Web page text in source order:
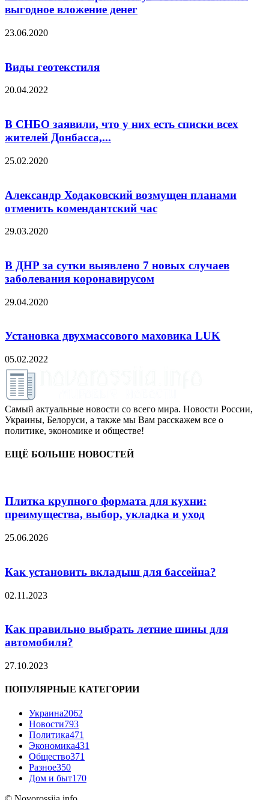
выгодное вложение денег
23.06.2020
Виды геотекстиля
20.04.2022
В СНБО заявили, что у них есть списки всех
жителей Донбасса,...
25.02.2020
Александр Ходаковский возмущен планами
отменить комендантский час
29.03.2020
В ДНР за сутки выявлено 7 новых случаев
заболевания коронавирусом
29.04.2020
Установка двухмассового маховика LUK
05.02.2022
Самый актуальные новости со всего мира. Новости России,
Украины, Белоруси, а также мы Вам расскажем все о
политике, экономике и обществе!
ЕЩЁ БОЛЬШЕ НОВОСТЕЙ
Плитка крупного формата для кухни:
преимущества, выбор, укладка и уход
25.06.2026
Как установить вкладыш для бассейна?
02.11.2023
Как правильно выбрать летние шины для
автомобиля?
27.10.2023
ПОПУЛЯРНЫЕ КАТЕГОРИИ
Украина2062
Новости793
Политика471
Экономика431
Общество371
Разное350
Дом и быт170